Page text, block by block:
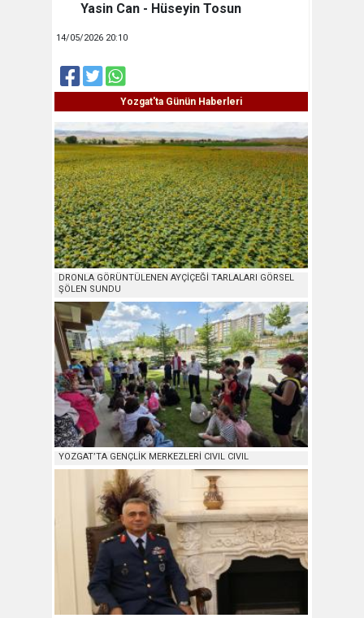
Yasin Can - Hüseyin Tosun
14/05/2026 20:10
Yozgat'ta Günün Haberleri
DRONLA GÖRÜNTÜLENEN AYÇİÇEĞİ TARLALARI GÖRSEL
ŞÖLEN SUNDU
YOZGAT’TA GENÇLİK MERKEZLERİ CIVIL CIVIL